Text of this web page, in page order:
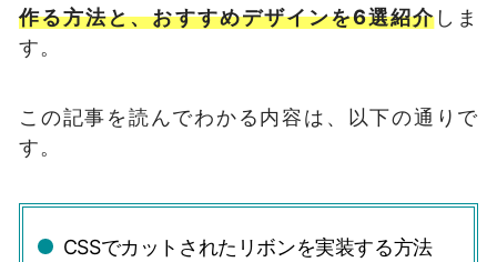
作る方法と、おすすめデザインを6選紹介しま
す。
この記事を読んでわかる内容は、以下の通りで
す。
CSSでカットされたリボンを実装する方法